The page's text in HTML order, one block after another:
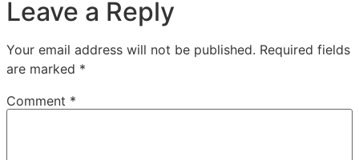
Leave a Reply
Your email address will not be published. Required fields
are marked *
Comment *